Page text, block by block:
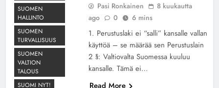
Pasi Ronkainen
8 kuukautta
ago
0 6 mins
1. Perustuslaki ei “salli” kansalle vallan
käyttöä – se määrää sen Perustuslain
2 §: Valtiovalta Suomessa kuuluu
kansalle. Tämä ei…
Read More
SUOMEN
HALLINTO
SUOMEN
TURVALLISUUS
SUOMEN
VALTION
TALOUS
SUOMI NYT!